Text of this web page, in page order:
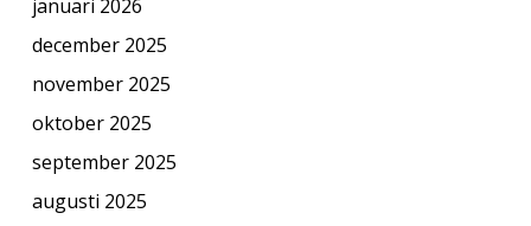
januari 2026
december 2025
november 2025
oktober 2025
september 2025
augusti 2025